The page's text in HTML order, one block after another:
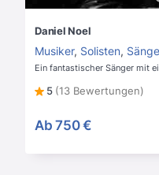
Daniel Noel
Musiker, Solisten,
Ein fantastischer Sänger mit
5 (13 Bewertungen)
Ab 750 €